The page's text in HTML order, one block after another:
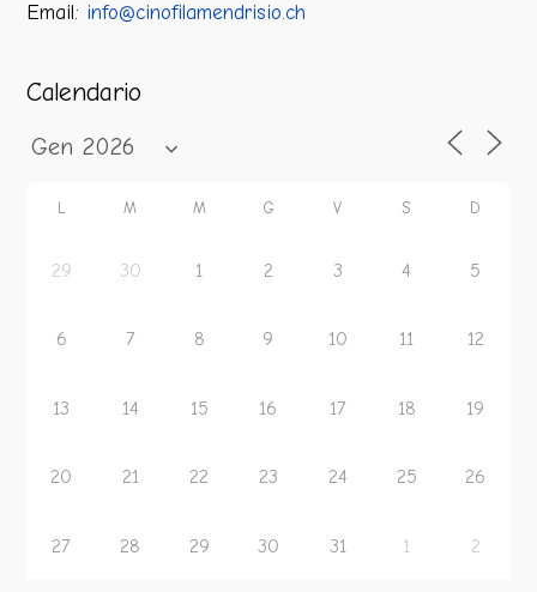
Email: info@cinofilamendrisio.ch
Calendario
M M G V S D
29 30 1 2 3 4 5
6 7 8 9 10 11 12
13 14 15 16 17 18 19
20 21 22 23 24 25 26
27 28 29 30 31 1 2